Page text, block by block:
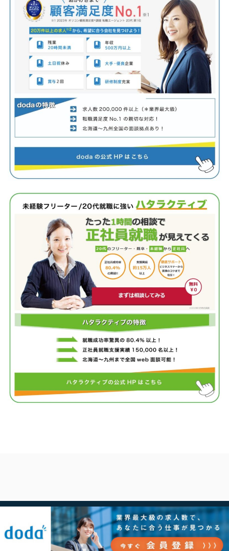
TOP 【業界・職種別まとめ】 【47都道府県別一覧】